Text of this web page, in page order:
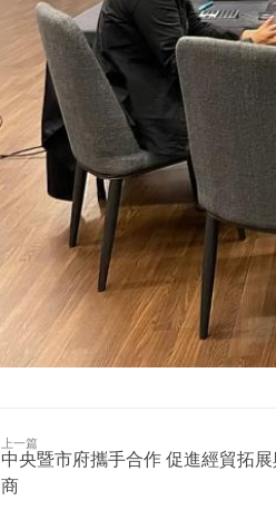
上一篇
中央暨市府攜手合作 促進經貿拓
商